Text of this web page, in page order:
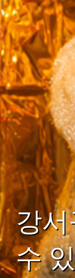
강
수